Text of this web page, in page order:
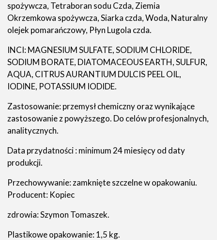
spożywcza, Tetraboran sodu Czda, Ziemia
Okrzemkowa spożywcza, Siarka czda, Woda, Naturalny
olejek pomarańczowy, Płyn Lugola czda.
INCI: MAGNESIUM SULFATE, SODIUM CHLORIDE,
SODIUM BORATE, DIATOMACEOUS EARTH, SULFUR,
AQUA, CITRUS AURANTIUM DULCIS PEEL OIL,
IODINE, POTASSIUM IODIDE.
Zastosowanie: przemysł chemiczny oraz wynikające
zastosowanie z powyższego. Do celów profesjonalnych,
analitycznych.
Data przydatności : minimum 24 miesięcy od daty
produkcji.
Przechowywanie: zamknięte szczelne w opakowaniu.
Producent: Kopiec
zdrowia: Szymon Tomaszek.
Plastikowe opakowanie: 1,5 kg.